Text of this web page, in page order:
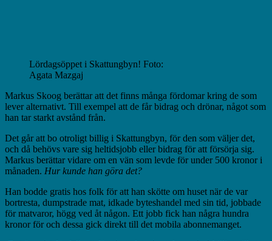
Lördagsöppet i Skattungbyn! Foto:
Agata Mazgaj
Markus Skoog berättar att det finns många fördomar kring de som
lever alternativt. Till exempel att de får bidrag och drönar, något som
han tar starkt avstånd från.
Det går att bo otroligt billig i Skattungbyn, för den som väljer det,
och då behövs vare sig heltidsjobb eller bidrag för att försörja sig.
Markus berättar vidare om en vän som levde för under 500 kronor i
månaden. Hur kunde han göra det?
Han bodde gratis hos folk för att han skötte om huset när de var
bortresta, dumpstrade mat, idkade byteshandel med sin tid, jobbade
för matvaror, högg ved åt någon. Ett jobb fick han några hundra
kronor för och dessa gick direkt till det mobila abonnemanget.